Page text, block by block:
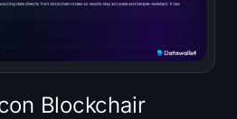
Blockchair